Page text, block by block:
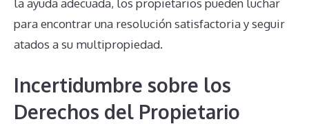
para encontrar una resolución satisfactoria y seguir
atados a su multipropiedad.
Incertidumbre sobre los
Derechos del Propietario